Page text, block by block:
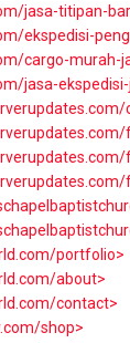
jasa-titipan-
ekspedisi-
cargo-murah-
jasa-
portfolio>
about>
contact>
shop>